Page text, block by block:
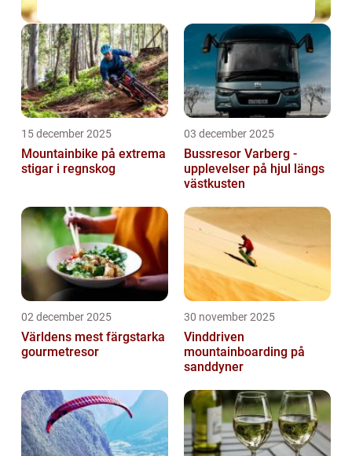
15 december 2025
Mountainbike på extrema
stigar i regnskog
03 december 2025
Bussresor Varberg -
upplevelser på hjul längs
västkusten
02 december 2025
Världens mest färgstarka
gourmetresor
30 november 2025
Vinddriven
mountainboarding på
sanddyner